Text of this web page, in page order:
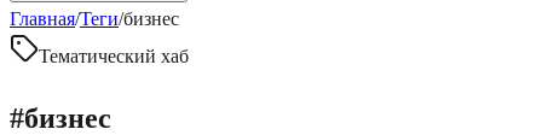
Главная/Теги/бизнес
Тематический хаб
#бизнес